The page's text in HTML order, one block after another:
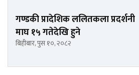
गण्डकी प्रादेशिक ललितकला प्रदर्शनी
माघ १५ गतेदेखि हुने
बिहीबार, पुस १०, २०८२